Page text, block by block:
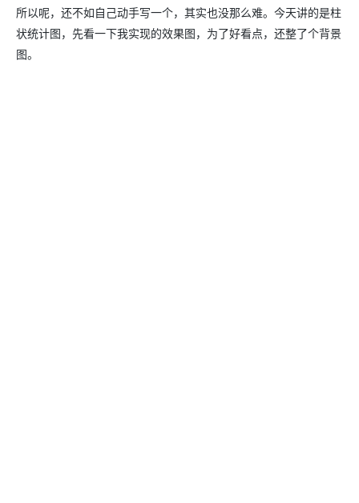
所以呢，还不如自己动手写一个，其实也没那么难。今天讲的是柱
状统计图，先看一下我实现的效果图，为了好看点，还整了个背景
图。